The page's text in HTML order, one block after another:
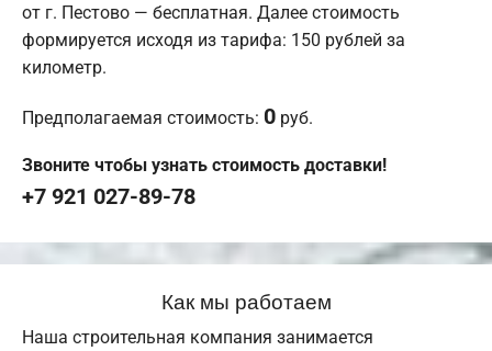
от г. Пестово — бесплатная. Далее стоимость
формируется исходя из тарифа: 150 рублей за
километр.
Предполагаемая стоимость: 0 руб.
Звоните чтобы узнать стоимость доставки!
+7 921 027-89-78
Как мы работаем
Наша строительная компания занимается